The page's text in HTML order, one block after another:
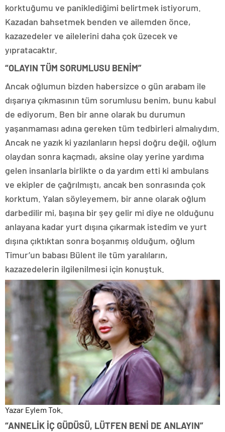
korktuğumu ve paniklediğimi belirtmek istiyorum.
Kazadan bahsetmek benden ve ailemden önce,
kazazedeler ve ailelerini daha çok üzecek ve
yıpratacaktır.
“OLAYIN TÜM SORUMLUSU BENİM”
Ancak oğlumun bizden habersizce o gün arabam ile
dışarıya çıkmasının tüm sorumlusu benim, bunu kabul
de ediyorum. Ben bir anne olarak bu durumun
yaşanmaması adına gereken tüm tedbirleri almalıydım.
Ancak ne yazık ki yazılanların hepsi doğru değil, oğlum
olaydan sonra kaçmadı, aksine olay yerine yardıma
gelen insanlarla birlikte o da yardım etti ki ambulans
ve ekipler de çağrılmıştı, ancak ben sonrasında çok
korktum. Yalan söyleyemem, bir anne olarak oğlum
darbedilir mi, başına bir şey gelir mi diye ne olduğunu
anlayana kadar yurt dışına çıkarmak istedim ve yurt
dışına çıktıktan sonra boşanmış olduğum, oğlum
Timur’un babası Bülent ile tüm yaralıların,
kazazedelerin ilgilenilmesi için konuştuk.
Yazar Eylem Tok.
“ANNELİK İÇ GÜDÜSÜ, LÜTFEN BENİ DE ANLAYIN”